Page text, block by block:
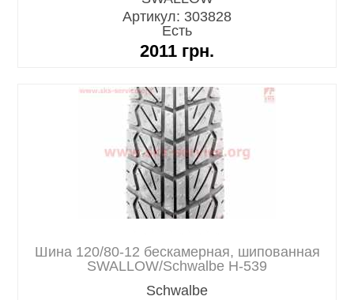
Артикул: 303828
Есть
2011 грн.
Шина 120/80-12 бескамерная, шипованная
SWALLOW/Schwalbe H-539
Schwalbe